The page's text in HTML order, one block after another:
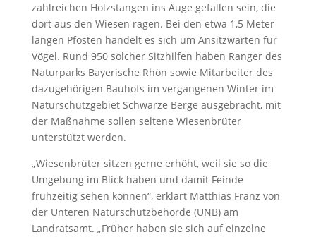
zahlreichen Holzstangen ins Auge gefallen sein, die
dort aus den Wiesen ragen. Bei den etwa 1,5 Meter
langen Pfosten handelt es sich um Ansitzwarten für
Vögel. Rund 950 solcher Sitzhilfen haben Ranger des
Naturparks Bayerische Rhön sowie Mitarbeiter des
dazugehörigen Bauhofs im vergangenen Winter im
Naturschutzgebiet Schwarze Berge ausgebracht, mit
der Maßnahme sollen seltene Wiesenbrüter
unterstützt werden.
„Wiesenbrüter sitzen gerne erhöht, weil sie so die
Umgebung im Blick haben und damit Feinde
frühzeitig sehen können“, erklärt Matthias Franz von
der Unteren Naturschutzbehörde (UNB) am
Landratsamt. „Früher haben sie sich auf einzelne